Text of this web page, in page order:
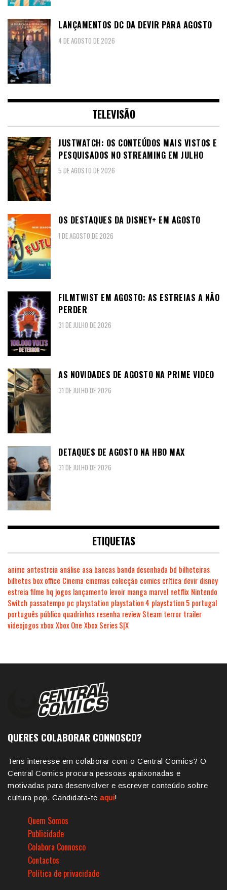
LANÇAMENTOS DC DA DEVIR PARA AGOSTO
4 DE AGOSTO DE 2026
TELEVISÃO
JUSTWATCH: OS CONTEÚDOS MAIS VISTOS E
PESQUISADOS NO STREAMING EM JULHO
5 DE AGOSTO DE 2026
OS DESTAQUES DA DISNEY+ EM AGOSTO
1 DE AGOSTO DE 2026
FILMTWIST EM AGOSTO: AS ESTREIAS A NÃO
PERDER
31 DE JULHO DE 2026
AS NOVIDADES DE AGOSTO NA PRIME VIDEO
31 DE JULHO DE 2026
DETAQUES DE AGOSTO NA HBO MAX
31 DE JULHO DE 2026
ETIQUETAS
anime antestreia análise asa bancas banda desenhada bd bilheteiras
bilhetes box office Cinema cinemas colecção comics crítica devir disney
estreia filme hq jogos lançamento levoir manga marvel netflix Nintendo
Switch passatempo pc playstation playstation 4 playstation 5 portugal
português público quadrinhos resenha review Steam terror trailer
videojogosxboxXbox One Xbox Series S|X
QUERES COLABORAR CONNOSCO?
Tens interesse em colaborar com o Central Comics? O
Central Comics procura pessoas apaixonadas e
motivadas para desenvolver e escrever conteúdo sobre
cultura pop. Candidata-te aqui!
Quem Somos
Publicidade
Colabora Connosco
Contactos
Política de privacidade